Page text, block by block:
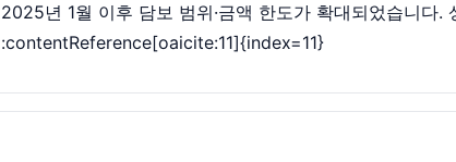
2025년 1월 이후 담보 범위·금액 한도가 확대되었습니다
:contentReference[oaicite:11]{index=11}